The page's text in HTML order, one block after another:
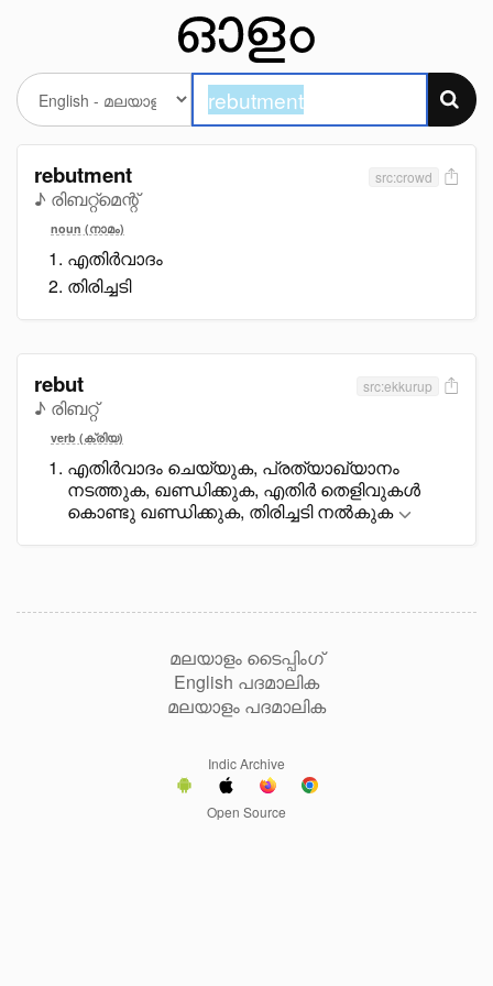
rebutment
♪ രിബറ്റ്മെന്റ്
src:crowd
noun (നാമം)
എതിർവാദം
തിരിച്ചടി
rebut
♪ രിബറ്റ്
src:ekkurup
verb (ക്രിയ)
എതിർവാദം ചെയ്യുക, പ്രത്യാഖ്യാനം
നടത്തുക, ഖണ്ഡിക്കുക, എതിർ തെളിവുകൾ
കൊണ്ടു ഖണ്ഡിക്കുക, തിരിച്ചടി നൽകുക
മലയാളം ടൈപ്പിംഗ്
English പദമാലിക
മലയാളം പദമാലിക
Indic Archive
Open Source